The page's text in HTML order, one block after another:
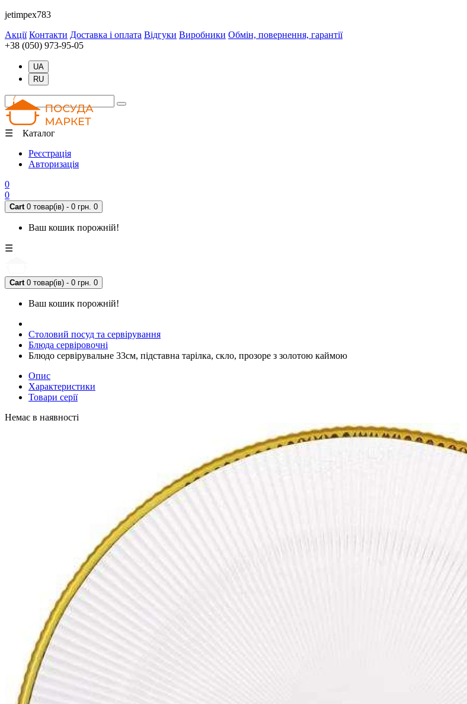
jetimpex783
Акції Контакти Доставка і оплата Відгуки Виробники Обмін, повернення, гарантії
+38 (050) 973-95-05
UA
RU
☰ Каталог
Реєстрація
Авторизація
0
0
Cart 0 товар(ів) - 0 грн. 0
Ваш кошик порожній!
☰
Cart 0 товар(ів) - 0 грн. 0
Ваш кошик порожній!
Столовий посуд та сервірування
Блюда сервіровочні
Блюдо сервірувальне 33см, підставна тарілка, скло, прозоре з золотою каймою
Опис
Характеристики
Товари серії
Немає в наявності